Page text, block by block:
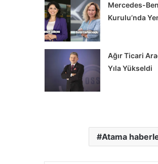
Mercedes-
Kurulu’nda
Ağır Ticari
Yıla Yükseldi
Atama
Tedarikçi
Maxion
İnci